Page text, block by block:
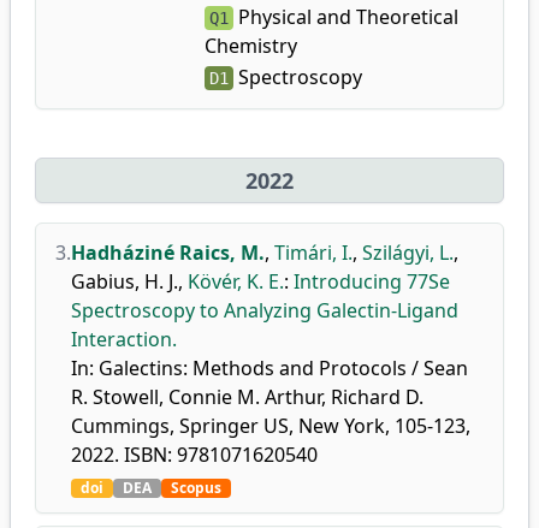
Q1
Physical and Theoretical
Chemistry
D1 Spectroscopy
2022
3.Hadháziné Raics, M., Timári, I., Szilágyi, L.,
Gabius, H. J., Kövér, K. E.: Introducing 77Se
Spectroscopy to Analyzing Galectin-Ligand
Interaction.
In: Galectins: Methods and Protocols / Sean
R. Stowell, Connie M. Arthur, Richard D.
Cummings, Springer US, New York, 105-123,
2022. ISBN: 9781071620540
doi DEA Scopus